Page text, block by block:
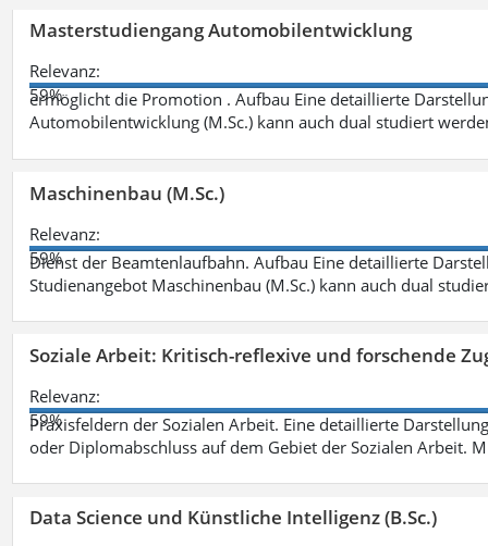
Masterstudiengang Automobilentwicklung
Relevanz:
59%
ermöglicht die Promotion . Aufbau Eine detaillierte
Automobilentwicklung (M.Sc.) kann auch dual studiert
Maschinenbau (M.Sc.)
Relevanz:
59%
Dienst der Beamtenlaufbahn. Aufbau Eine detaillierte
Studienangebot Maschinenbau (M.Sc.) kann auch dual
Soziale Arbeit: Kritisch-reflexive und forschende
Relevanz:
59%
Praxisfeldern der Sozialen Arbeit. Eine detaillierte
oder Diplomabschluss auf dem Gebiet der Sozialen Arbeit.
Data Science und Künstliche Intelligenz (B.Sc.)